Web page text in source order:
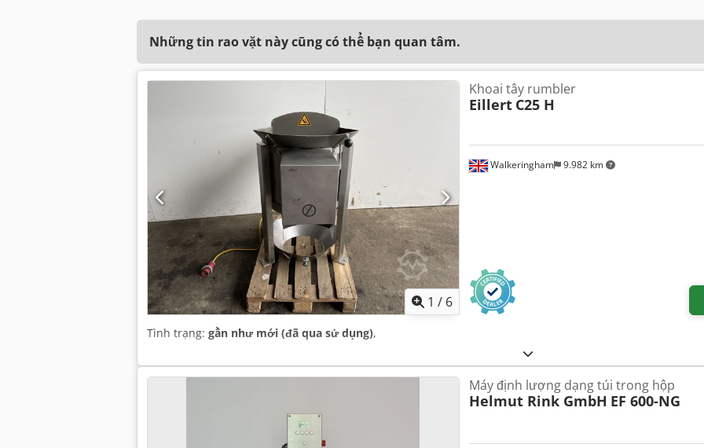
Những tin rao vặt này cũng có thể bạn quan tâm.
1 / 6
Walkeringham 9.982 km
Khoai tây rumbler
Eillert C25 H
Tình trạng: gần như mới (đã qua sử dụng),
Máy định lượng dạng túi trong hộp
Helmut Rink GmbH EF 600-NG